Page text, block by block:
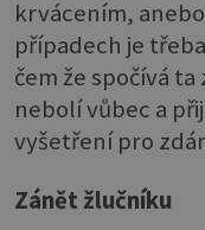
krvácením,
případech je
čem že spočívá
nebolí vůbec a
vyšetření pro
Zánět žlučníku